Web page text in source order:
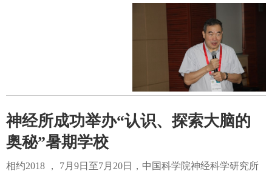
神经所成功举办“认识、探索大脑的
奥秘”暑期学校
相约2018 ， 7月9日至7月20日，中国科学院神经科学研究所